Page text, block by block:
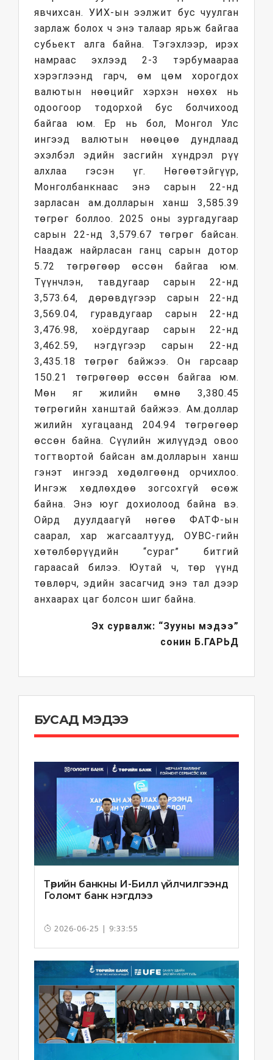
явчихсан. УИХ-ын ээлжит бус чуулган
зарлаж болох ч энэ талаар ярьж байгаа
субьект алга байна. Тэгэхлээр, ирэх
намраас эхлээд 2-3 тэрбумаараа
хэрэглээнд гарч, өм цөм хорогдох
валютын нөөцийг хэрхэн нөхөх нь
одоогоор тодорхой бус болчихоод
байгаа юм. Ер нь бол, Монгол Улс
ингээд валютын нөөцөө дундлаад
эхэлбэл эдийн засгийн хүндрэл рүү
алхлаа гэсэн үг. Нөгөөтэйгүүр,
Монголбанкнаас энэ сарын 22-нд
зарласан ам.долларын ханш 3,585.39
төгрөг боллоо. 2025 оны зургадугаар
сарын 22-нд 3,579.67 төгрөг байсан.
Наадаж найрласан ганц сарын дотор
5.72 төгрөгөөр өссөн байгаа юм.
Түүнчлэн, тавдугаар сарын 22-нд
3,573.64, дөрөвдүгээр сарын 22-нд
3,569.04, гуравдугаар сарын 22-нд
3,476.98, хоёрдугаар сарын 22-нд
3,462.59, нэгдүгээр сарын 22-нд
3,435.18 төгрөг байжээ. Он гарсаар
150.21 төгрөгөөр өссөн байгаа юм.
Мөн яг жилийн өмнө 3,380.45
төгрөгийн ханштай байжээ. Ам.доллар
жилийн хугацаанд 204.94 төгрөгөөр
өссөн байна. Сүүлийн жилүүдэд овоо
тогтвортой байсан ам.долларын ханш
гэнэт ингээд хөдөлгөөнд орчихлоо.
Ингэж хөдлөхдөө зогсохгүй өсөж
байна. Энэ юуг дохиолоод байна вэ.
Ойрд дуулдаагүй нөгөө ФАТФ-ын
саарал, хар жагсаалтууд, ОУВС-гийн
хөтөлбөрүүдийн “сураг” битгий
гараасай билээ. Юутай ч, төр үүнд
төвлөрч, эдийн засагчид энэ тал дээр
анхаарах цаг болсон шиг байна.
Эх сурвалж: “Зууны мэдээ”
сонин Б.ГАРЬД
БУСАД МЭДЭЭ
Төрийн банкны И-Билл үйлчилгээнд
Голомт банк нэгдлээ
2026-06-25 | 9:33:55